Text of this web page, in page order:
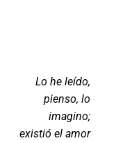
Lo he leído,
pienso, lo
imagino;
existió el amor